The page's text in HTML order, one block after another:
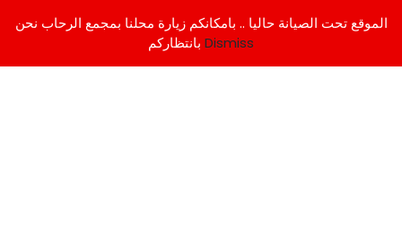
الموقع تحت الصيانة حاليا .. بامكانكم زيارة محلنا بمجمع الرحاب نحن
Dismiss